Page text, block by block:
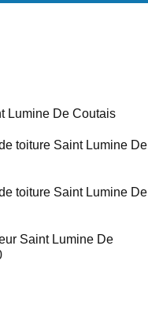
Lumine De Coutais
toiture Saint Lumine De
toiture Saint Lumine De
Saint Lumine De